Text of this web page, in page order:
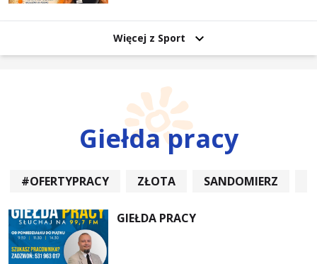
Więcej z Sport
Giełda pracy
#OFERTYPRACY ZŁOTA SANDOMIERZ
GIEŁDA PRACY